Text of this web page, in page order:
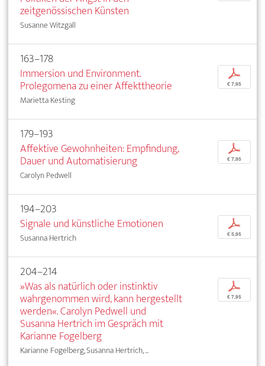
zeitgenössischen Künsten
Susanne Witzgall
163–178
Immersion und Environment.
Prolegomena zu einer Affekttheorie
Marietta Kesting
p
€ 7,95
179–193
Affektive Gewohnheiten: Empfindung,
Dauer und Automatisierung
Carolyn Pedwell
p
€ 7,95
194–203
Signale und künstliche Emotionen
Susanna Hertrich
p
€ 5,95
204–214
»Was als natürlich oder instinktiv
wahrgenommen wird, kann hergestellt
werden«. Carolyn Pedwell und
Susanna Hertrich im Gespräch mit
Karianne Fogelberg
Karianne Fogelberg, Susanna Hertrich, ...
p
€ 7,95